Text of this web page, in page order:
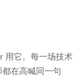
用它。每一场技术
在高喊同一句